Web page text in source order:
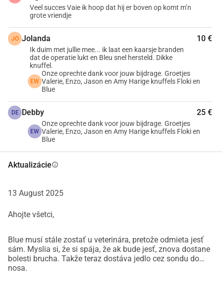
Veel succes Vaie ik hoop dat hij er boven op komt m’n
grote vriendje
JO Jolanda 10 €
Ik duim met jullie mee... ik laat een kaarsje branden
dat de operatie lukt en Bleu snel hersteld. Dikke
knuffel.
EW
Onze oprechte dank voor jouw bijdrage. Groetjes
Valerie, Enzo, Jason en Amy Harige knuffels Floki en
Blue
DE Debby 25 €
EW
Onze oprechte dank voor jouw bijdrage. Groetjes
Valerie, Enzo, Jason en Amy Harige knuffels Floki en
Blue
Aktualizácieinfo
13 August 2025
Ahojte všetci,
Blue musí stále zostať u veterinára, pretože odmieta jesť
sám. Myslia si, že si spája, že ak bude jesť, znova dostane
bolesti brucha. Takže teraz dostáva jedlo cez sondu do
nosa.